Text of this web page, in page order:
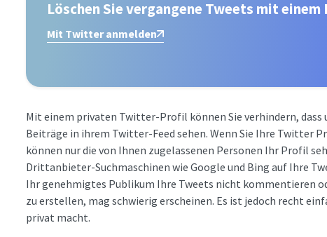
Löschen Sie vergangene Tweets mit einem
Mit Twitter anmelden
Mit einem privaten Twitter-Profil können Sie verhindern,
Beiträge in ihrem Twitter-Feed sehen. Wenn Sie Ihre Twitter
können nur die von Ihnen zugelassenen Personen Ihr Profil
Drittanbieter-Suchmaschinen wie Google und Bing auf Ihre
Ihr genehmigtes Publikum Ihre Tweets nicht kommentieren
zu erstellen, mag schwierig erscheinen. Es ist jedoch recht
privat macht.